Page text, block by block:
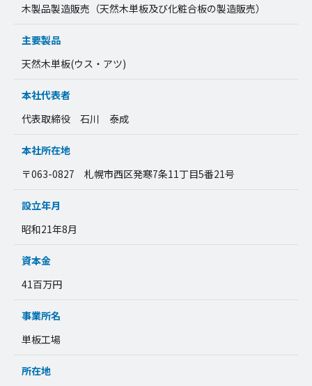
木製品製造販売（天然木単板及び化粧合板の製造販売）
主要製品
天然木単板(ウス・アツ)
本社代表者
代表取締役 石川 泰成
本社所在地
〒063-0827 札幌市西区発寒7条11丁目5番21号
設立年月
昭和21年8月
資本金
41百万円
事業所名
単板工場
所在地